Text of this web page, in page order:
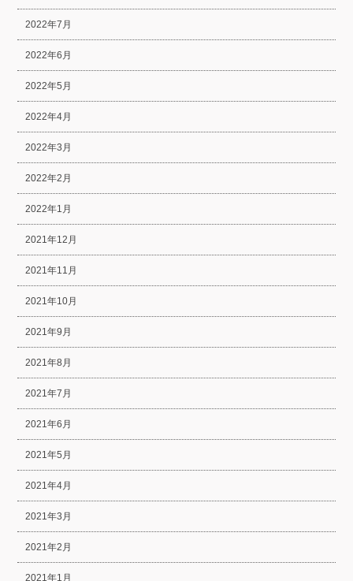
2022年7月
2022年6月
2022年5月
2022年4月
2022年3月
2022年2月
2022年1月
2021年12月
2021年11月
2021年10月
2021年9月
2021年8月
2021年7月
2021年6月
2021年5月
2021年4月
2021年3月
2021年2月
2021年1月